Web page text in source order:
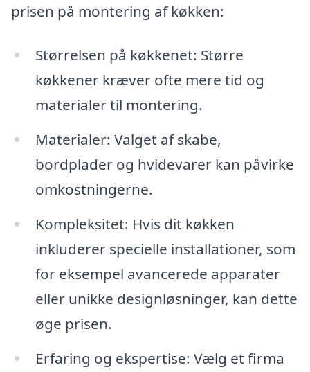
prisen på montering af køkken:
Størrelsen på køkkenet: Større
køkkener kræver ofte mere tid og
materialer til montering.
Materialer: Valget af skabe,
bordplader og hvidevarer kan påvirke
omkostningerne.
Kompleksitet: Hvis dit køkken
inkluderer specielle installationer, som
for eksempel avancerede apparater
eller unikke designløsninger, kan dette
øge prisen.
Erfaring og ekspertise: Vælg et firma